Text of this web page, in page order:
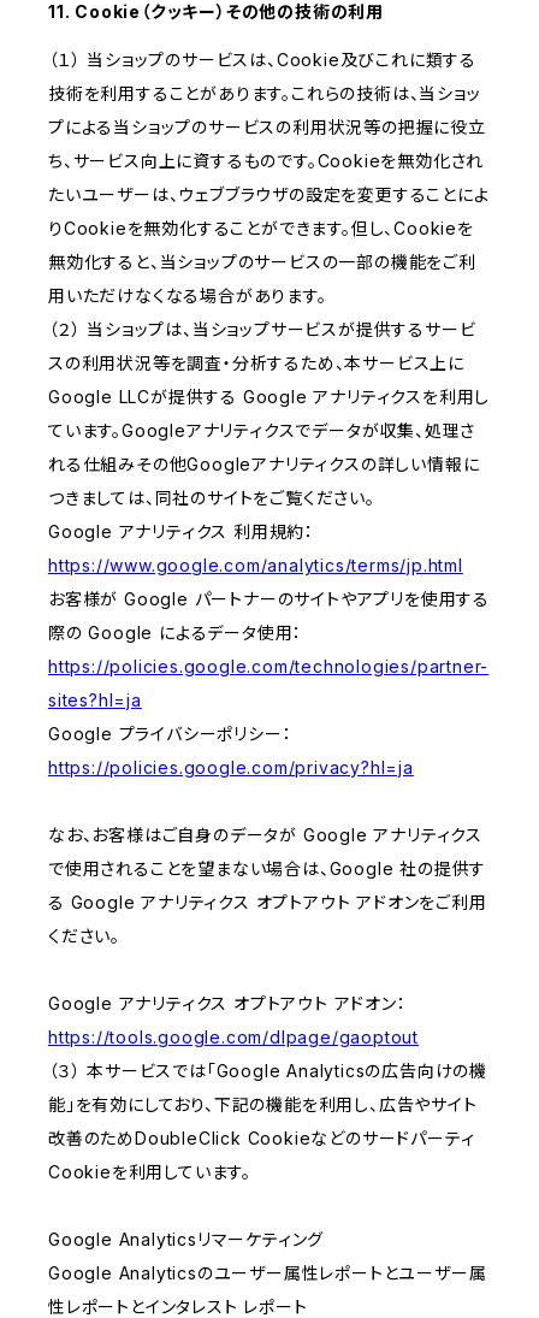
11. Cookie（クッキー）その他の技術の利用
（１） 当ショップのサービスは、Cookie及びこれに類する
技術を利用することがあります。これらの技術は、当ショッ
プによる当ショップのサービスの利用状況等の把握に役立
ち、サービス向上に資するものです。Cookieを無効化され
たいユーザーは、ウェブブラウザの設定を変更することによ
りCookieを無効化することができます。但し、Cookieを
無効化すると、当ショップのサービスの一部の機能をご利
用いただけなくなる場合があります。
（２） 当ショップは、当ショップサービスが提供するサービ
スの利用状況等を調査・分析するため、本サービス上に
Google LLCが提供する Google アナリティクスを利用し
ています。Googleアナリティクスでデータが収集、処理さ
れる仕組みその他Googleアナリティクスの詳しい情報に
つきましては、同社のサイトをご覧ください。
Google アナリティクス 利用規約：
https://www.google.com/analytics/terms/jp.html
お客様が Google パートナーのサイトやアプリを使用する
際の Google によるデータ使用：
https://policies.google.com/technologies/partner-
sites?hl=ja
Google プライバシーポリシー：
https://policies.google.com/privacy?hl=ja
なお、お客様はご自身のデータが Google アナリティクス
で使用されることを望まない場合は、Google 社の提供す
る Google アナリティクス オプトアウト アドオンをご利用
ください。
Google アナリティクス オプトアウト アドオン：
https://tools.google.com/dlpage/gaoptout
（３） 本サービスでは「Google Analyticsの広告向けの機
能」を有効にしており、下記の機能を利用し、広告やサイト
改善のためDoubleClick Cookieなどのサードパーティ
Cookieを利用しています。
Google Analyticsリマーケティング
Google Analyticsのユーザー属性レポートとユーザー属
性レポートとインタレスト レポート